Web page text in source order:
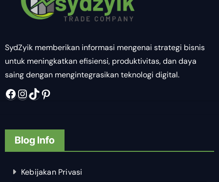
SydZyik memberikan informasi mengenai strategi bisnis
untuk meningkatkan efisiensi, produktivitas, dan daya
saing dengan mengintegrasikan teknologi digital.
Facebook
Instagram
TikTok
Pinterest
Blog Info
Kebijakan Privasi